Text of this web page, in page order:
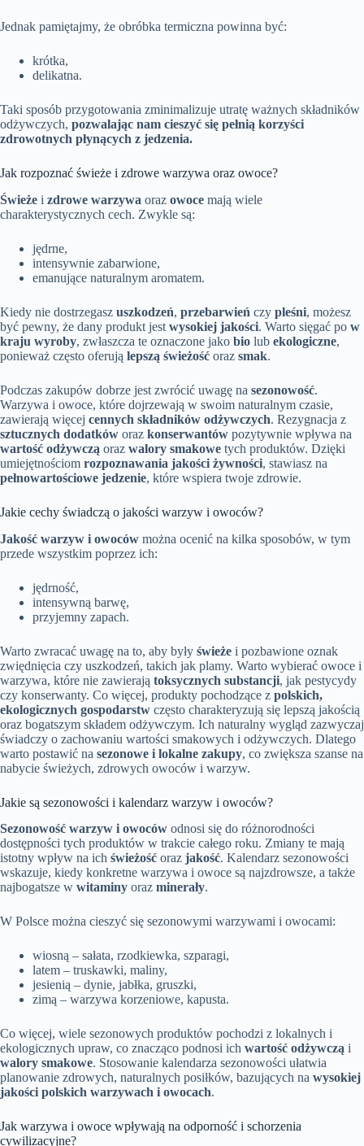
Jednak pamiętajmy, że obróbka termiczna powinna być:
krótka,
delikatna.
Taki sposób przygotowania zminimalizuje utratę ważnych składników
odżywczych, pozwalając nam cieszyć się pełnią korzyści
zdrowotnych płynących z jedzenia.
Jak rozpoznać świeże i zdrowe warzywa oraz owoce?
Świeże i zdrowe warzywa oraz owoce mają wiele
charakterystycznych cech. Zwykle są:
jędrne,
intensywnie zabarwione,
emanujące naturalnym aromatem.
Kiedy nie dostrzegasz uszkodzeń, przebarwień czy pleśni, możesz
być pewny, że dany produkt jest wysokiej jakości. Warto sięgać po w
kraju wyroby, zwłaszcza te oznaczone jako bio lub ekologiczne,
ponieważ często oferują lepszą świeżość oraz smak.
Podczas zakupów dobrze jest zwrócić uwagę na sezonowość.
Warzywa i owoce, które dojrzewają w swoim naturalnym czasie,
zawierają więcej cennych składników odżywczych. Rezygnacja z
sztucznych dodatków oraz konserwantów pozytywnie wpływa na
wartość odżywczą oraz walory smakowe tych produktów. Dzięki
umiejętnościom rozpoznawania jakości żywności, stawiasz na
pełnowartościowe jedzenie, które wspiera twoje zdrowie.
Jakie cechy świadczą o jakości warzyw i owoców?
Jakość warzyw i owoców można ocenić na kilka sposobów, w tym
przede wszystkim poprzez ich:
jędrność,
intensywną barwę,
przyjemny zapach.
Warto zwracać uwagę na to, aby były świeże i pozbawione oznak
zwiędnięcia czy uszkodzeń, takich jak plamy. Warto wybierać owoce i
warzywa, które nie zawierają toksycznych substancji, jak pestycydy
czy konserwanty. Co więcej, produkty pochodzące z polskich,
ekologicznych gospodarstw często charakteryzują się lepszą jakością
oraz bogatszym składem odżywczym. Ich naturalny wygląd zazwyczaj
świadczy o zachowaniu wartości smakowych i odżywczych. Dlatego
warto postawić na sezonowe i lokalne zakupy, co zwiększa szanse na
nabycie świeżych, zdrowych owoców i warzyw.
Jakie są sezonowości i kalendarz warzyw i owoców?
Sezonowość warzyw i owoców odnosi się do różnorodności
dostępności tych produktów w trakcie całego roku. Zmiany te mają
istotny wpływ na ich świeżość oraz jakość. Kalendarz sezonowości
wskazuje, kiedy konkretne warzywa i owoce są najzdrowsze, a także
najbogatsze w witaminy oraz minerały.
W Polsce można cieszyć się sezonowymi warzywami i owocami:
wiosną – sałata, rzodkiewka, szparagi,
latem – truskawki, maliny,
jesienią – dynie, jabłka, gruszki,
zimą – warzywa korzeniowe, kapusta.
Co więcej, wiele sezonowych produktów pochodzi z lokalnych i
ekologicznych upraw, co znacząco podnosi ich wartość odżywczą i
walory smakowe. Stosowanie kalendarza sezonowości ułatwia
planowanie zdrowych, naturalnych posiłków, bazujących na wysokiej
jakości polskich warzywach i owocach.
Jak warzywa i owoce wpływają na odporność i schorzenia
cywilizacyjne?